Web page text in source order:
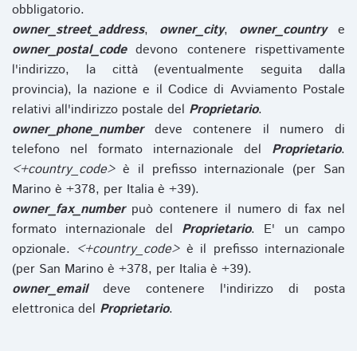
obbligatorio.
owner_street_address, owner_city, owner_countrye
owner_postal_codedevono contenere rispettivamente
l'indirizzo, la città (eventualmente seguita dalla
provincia), la nazione e il Codice di Avviamento Postale
relativi all'indirizzo postale del Proprietario.
owner_phone_numberdeve contenere il numero di
telefono nel formato internazionale del Proprietario.
<+country_code>è il prefisso internazionale (per San
Marino è +378, per Italia è +39).
owner_fax_numberpuò contenere il numero di fax nel
formato internazionale del Proprietario. E' un campo
opzionale. <+country_code>è il prefisso internazionale
(per San Marino è +378, per Italia è +39).
owner_emaildeve contenere l'indirizzo di posta
elettronica del Proprietario.